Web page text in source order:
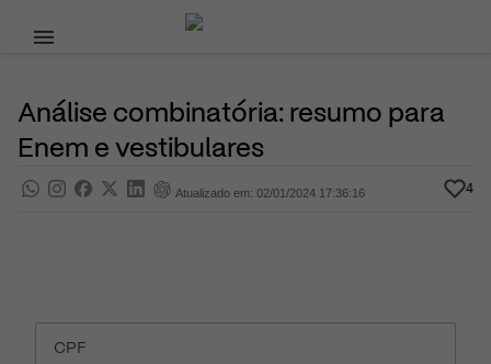
Pular para o conteúdo principal
Análise combinatória: resumo para
Enem e vestibulares
Atualizado em: 02/01/2024 17:36:16 4
CPF